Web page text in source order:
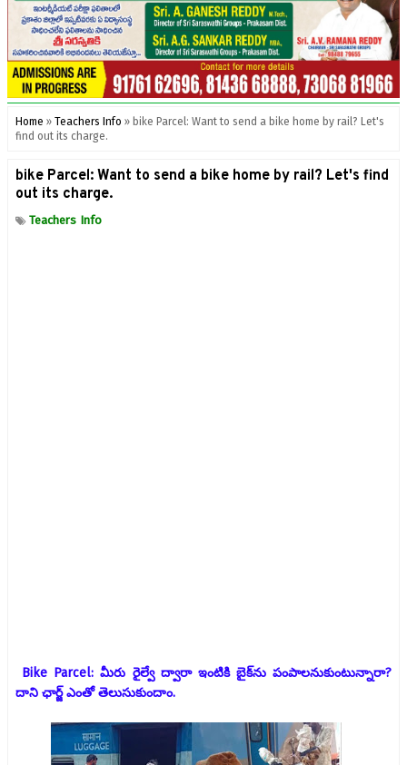
Home » Teachers Info » bike Parcel: Want to send a bike home by rail? Let's
find out its charge.
bike Parcel: Want to send a bike home by rail? Let's find
out its charge.
Teachers Info
Bike Parcel: మీరు రైల్వే ద్వారా ఇంటికి బైక్‌ను పంపాలనుకుంటున్నారా?
దాని ఛార్జ్‌ ఎంతో తెలుసుకుందాం.